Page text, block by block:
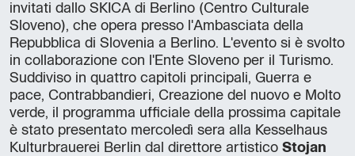
invitati dallo SKICA di Berlino (Centro Culturale
Sloveno), che opera presso l'Ambasciata della
Repubblica di Slovenia a Berlino. L'evento si è svolto
in collaborazione con l'Ente Sloveno per il Turismo.
Suddiviso in quattro capitoli principali, Guerra e
pace, Contrabbandieri, Creazione del nuovo e Molto
verde, il programma ufficiale della prossima capitale
è stato presentato mercoledì sera alla Kesselhaus
Kulturbrauerei Berlin dal direttore artistico Stojan